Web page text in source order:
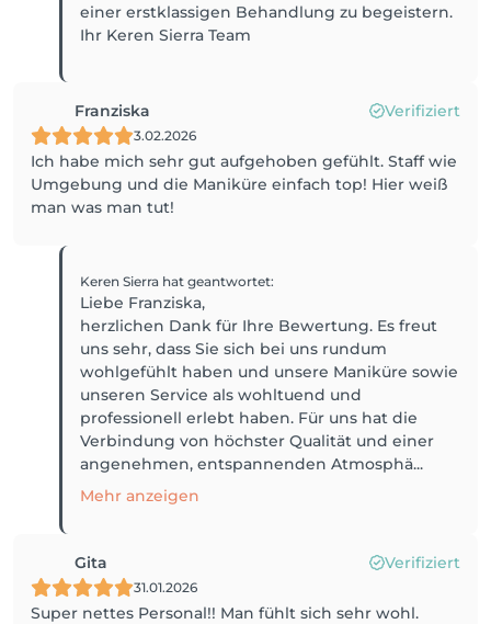
einer erstklassigen Behandlung zu begeistern.
Ihr Keren Sierra Team
Franziska Verifiziert
3.02.2026
Ich habe mich sehr gut aufgehoben gefühlt. Staff wie
Umgebung und die Maniküre einfach top! Hier weiß
man was man tut!
Keren Sierra hat geantwortet:
Liebe Franziska,
herzlichen Dank für Ihre Bewertung. Es freut
uns sehr, dass Sie sich bei uns rundum
wohlgefühlt haben und unsere Maniküre sowie
unseren Service als wohltuend und
professionell erlebt haben. Für uns hat die
Verbindung von höchster Qualität und einer
angenehmen, entspannenden Atmosphä...
Mehr anzeigen
Gita Verifiziert
31.01.2026
Super nettes Personal!! Man fühlt sich sehr wohl.